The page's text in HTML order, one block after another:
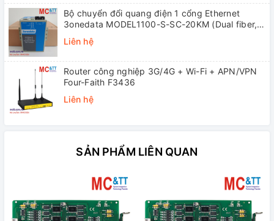
Bộ chuyển đổi quang điện 1 cổng Ethernet
3onedata MODEL1100-S-SC-20KM (Dual fiber,
Liên hệ
Router công nghiệp 3G/4G + Wi-Fi + APN/VPN
Four-Faith F3436
Liên hệ
SẢN PHẨM LIÊN QUAN